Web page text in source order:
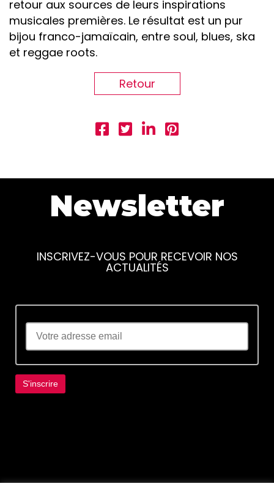
retour aux sources de leurs inspirations
musicales premières. Le résultat est un pur
bijou franco-jamaïcain, entre soul, blues, ska
et reggae roots.
Retour
Newsletter
INSCRIVEZ-VOUS POUR RECEVOIR NOS
ACTUALITÉS